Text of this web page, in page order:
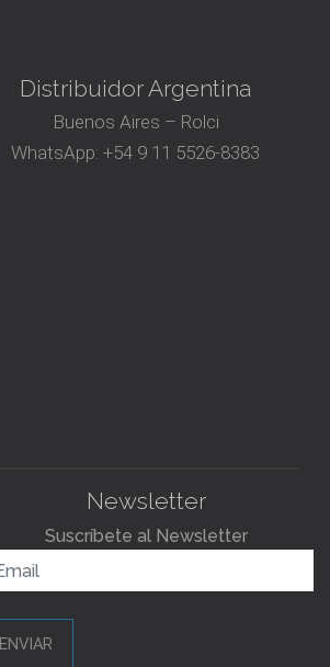
Distribuidor Argentina
Buenos Aires – Rolci
WhatsApp:+54 9 11 5526-8383
Newsletter
Suscríbete al Newsletter
ENVIAR